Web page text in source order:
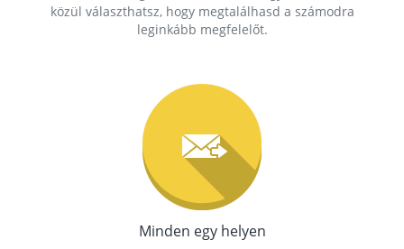
közül választhatsz, hogy megtalálhasd a számodra
leginkább megfelelőt.
Minden egy helyen